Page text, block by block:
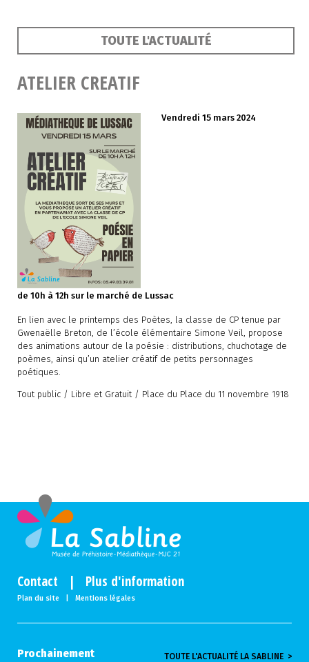
TOUTE L'ACTUALITÉ
ATELIER CREATIF
Vendredi 15 mars 2024
de 10h à 12h sur le marché de Lussac
En lien avec le printemps des Poètes, la classe de CP tenue par
Gwenaëlle Breton, de l’école élémentaire Simone Veil, propose
des animations autour de la poésie : distributions, chuchotage de
poèmes, ainsi qu’un atelier créatif de petits personnages
poétiques.
Tout public / Libre et Gratuit / Place du Place du 11 novembre 1918
Contact | Plus d'information
Plan du site Mentions légales
Prochainement TOUTE L'ACTUALITÉ LA SABLINE >